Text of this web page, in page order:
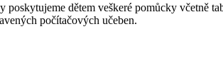
poskytujeme dětem veškeré pomůcky včetně
počítačových učeben.